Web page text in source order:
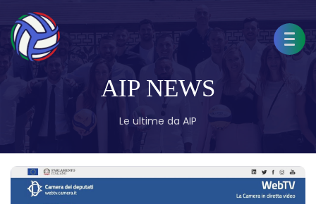
AIP NEWS
Le ultime da AIP